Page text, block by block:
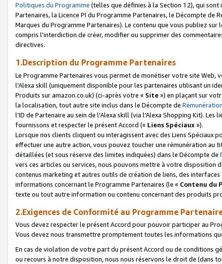
Politiques du Programme (telles que définies à la Section 12), qui
Partenaires, la Licence PI du Programme Partenaires, le Décompte de
Marques du Programme Partenaires). Le contenu que vous publiez
compris l'interdiction de créer, modifier ou supprimer des
directives.
1.Description du Programme Partenaires
Le Programme Partenaires vous permet de monétiser votre site Web,
l'Alexa skill (uniquement disponible pour les partenaires utilisant un
Produits sur amazon.co.uk) (ci-après votre « Site ») en plaçant sur
la localisation, tout autre site inclus dans le Décompte de
l'ID de Partenaire au sein de l'Alexa skill (via l'Alexa Shopping Kit).
fournissons et respecter le présent Accord (« Liens Spéciaux»).
Lorsque nos clients cliquent ou interagissent avec des Liens Spéciaux
effectuer une autre action, vous pouvez toucher une rémunération
détaillées (et sous réserve des limites indiquées) dans le Décompte de
vers ces articles ou services, nous pouvons mettre à votre disposition
contenus marketing et autres outils de création de liens, des
informations concernant le Programme Partenaires (le « Contenu du
texte ou tout autre information ou contenu concernant des produits
2.Exigences de Conformité au Programme
Vous devez respecter le présent Accord pour pouvoir participer au
Vous devez nous transmettre promptement toutes les informations
En cas de violation de votre part du présent Accord ou de conditions
ou recours à notre disposition, nous nous réservons le droit de (dans